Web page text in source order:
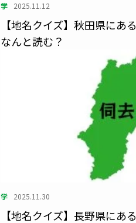
学 2025.11.12
【地名クイズ】秋田県に
なんと読む？
学 2025.11.30
【地名クイズ】長野県に